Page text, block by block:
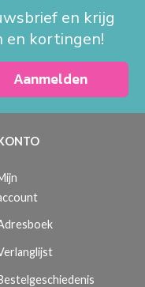
en krijg
en kortingen!
Aanmelden